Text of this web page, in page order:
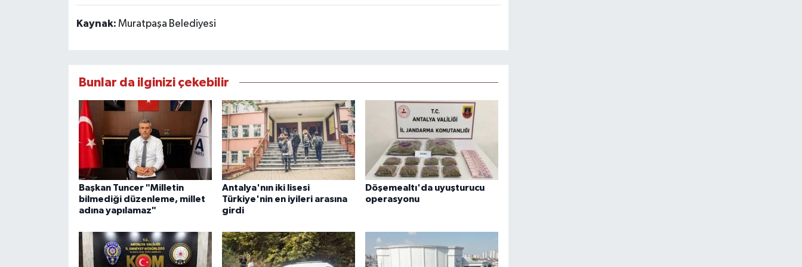
Kaynak: Muratpaşa Belediyesi
Bunlar da ilginizi çekebilir
Başkan Tuncer "Milletin
bilmediği düzenleme, millet
adına yapılamaz"
Antalya'nın iki lisesi
Türkiye'nin en iyileri arasına
girdi
Döşemealtı'da uyuşturucu
operasyonu